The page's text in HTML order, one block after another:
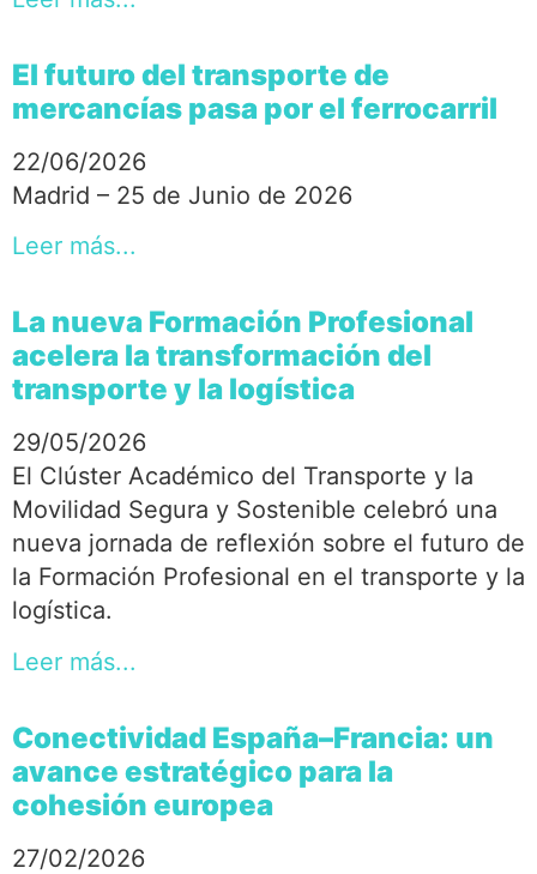
El futuro del transporte de
mercancías pasa por el ferrocarril
22/06/2026
Madrid – 25 de Junio de 2026
Leer más...
La nueva Formación Profesional
acelera la transformación del
transporte y la logística
29/05/2026
El Clúster Académico del Transporte y la
Movilidad Segura y Sostenible celebró una
nueva jornada de reflexión sobre el futuro de
la Formación Profesional en el transporte y la
logística.
Leer más...
Conectividad España–Francia: un
avance estratégico para la
cohesión europea
27/02/2026